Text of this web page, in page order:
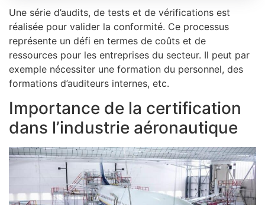
Une série d’audits, de tests et de vérifications est
réalisée pour valider la conformité. Ce processus
représente un défi en termes de coûts et de
ressources pour les entreprises du secteur. Il peut par
exemple nécessiter une formation du personnel, des
formations d’auditeurs internes, etc.
Importance de la certification
dans l’industrie aéronautique